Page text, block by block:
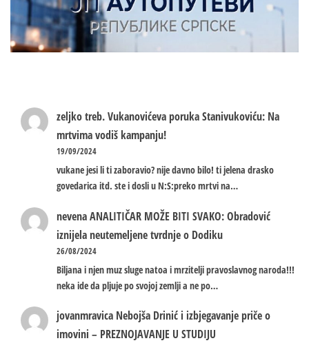
zeljko treb.Vukanovićeva poruka Stanivukoviću: Na
mrtvima vodiš kampanju!
19/09/2024
vukane jesi li ti zaboravio? nije davno bilo! ti jelena drasko
govedarica itd. ste i dosli u N:S:preko mrtvi na…
nevenaANALITIČAR MOŽE BITI SVAKO: Obradović
iznijela neutemeljene tvrdnje o Dodiku
26/08/2024
Biljana i njen muz sluge natoa i mrzitelji pravoslavnog naroda!!!
neka ide da pljuje po svojoj zemlji a ne po…
jovanmravica Nebojša Drinić i izbjegavanje priče o
imovini – PREZNOJAVANJE U STUDIJU